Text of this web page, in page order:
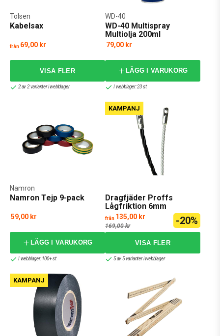
Tolsen
Kabelsax
från 69,00 kr
2 av 2 varianter i webblager
WD-40
WD-40 Multispray
Multiolja 200ml
79,00 kr
LÄGG I VARUKORG
I webblager: 23 st
Namron
Namron Tejp 9-pack
59,00 kr
LÄGG I VARUKORG
I webblager: 100+ st
KAMPANJ
Dragfjäder Proffs
Lågfriktion 6mm
från 135,00 kr
169,00 kr -20%
5 av 5 varianter i webblager
KAMPANJ